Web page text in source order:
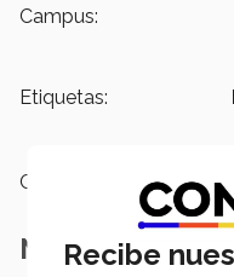
Campus:
Etiquetas:
Categoría:
NotasRecibe